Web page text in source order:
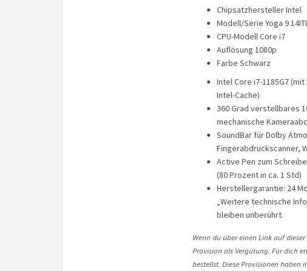
Chipsatzhersteller Intel
Modell/Serie Yoga 9
CPU-Modell Core i7
Auflösung 1080p
Farbe Schwarz
Intel Core i7-1185G7
Intel-Cache)
360 Grad verstellbares
mechanische
SoundBar für Dolby
Fingerabdruckscanner,
Active Pen zum
(80 Prozent in ca. 1 Std)
Herstellergarantie: 24
„Weitere technische
bleiben unberührt.
Wenn du über einen Link auf
Provision als Vergütung. Für dich
bestellst. Diese Provisionen haben